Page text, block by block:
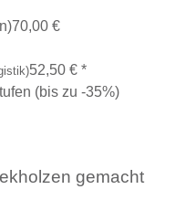
70,00 €
52,50 € *
(bis zu -35%)
gemacht